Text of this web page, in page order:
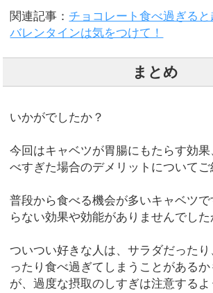
関連記事： チョコレート食べ過ぎると
バレンタインは気をつけて！
まとめ
いかがでしたか？
今回はキャベツが胃腸にもたらす効
べすぎた場合のデメリットについてご
普段から食べる機会が多いキャベツ
らない効果や効能がありませんでした
ついつい好きな人は、サラダだった
ったり食べ過ぎてしまうことがある
が、過度な摂取のしすぎは注意するよ